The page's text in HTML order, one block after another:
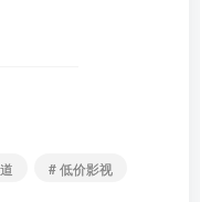
# 低价影视